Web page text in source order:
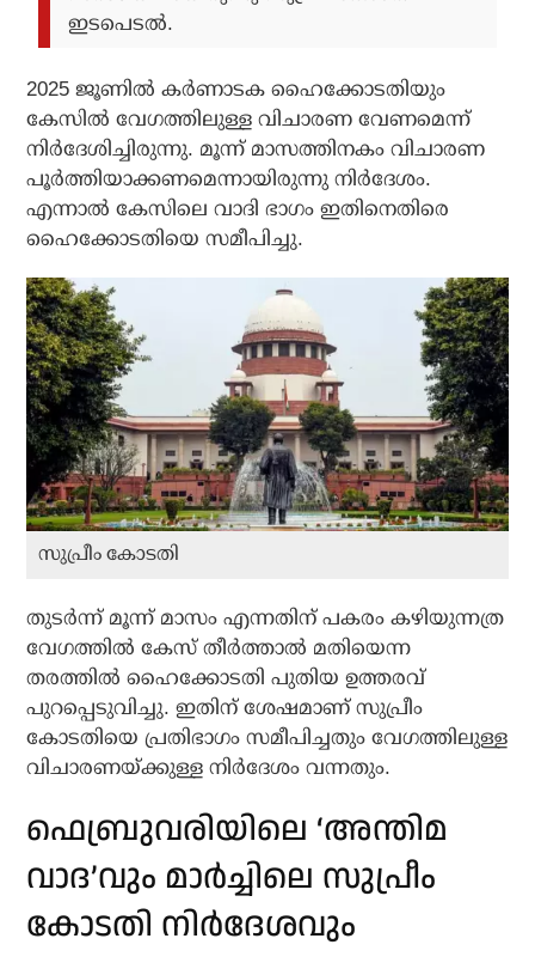
ഇടപെടൽ.
2025 ജൂണിൽ കർണാടക ഹൈക്കോടതിയും
കേസിൽ വേഗത്തിലുള്ള വിചാരണ വേണമെന്ന്
നിർദേശിച്ചിരുന്നു. മൂന്ന് മാസത്തിനകം വിചാരണ
പൂർത്തിയാക്കണമെന്നായിരുന്നു നിർദേശം.
എന്നാൽ കേസിലെ വാദി ഭാഗം ഇതിനെതിരെ
ഹൈക്കോടതിയെ സമീപിച്ചു.
സുപ്രീം കോടതി
തുടർന്ന് മൂന്ന് മാസം എന്നതിന് പകരം കഴിയുന്നത്ര
വേഗത്തിൽ കേസ് തീർത്താൽ മതിയെന്ന
തരത്തിൽ ഹൈക്കോടതി പുതിയ ഉത്തരവ്
പുറപ്പെടുവിച്ചു. ഇതിന് ശേഷമാണ് സുപ്രീം
കോടതിയെ പ്രതിഭാഗം സമീപിച്ചതും വേഗത്തിലുള്ള
വിചാരണയ്ക്കുള്ള നിർദേശം വന്നതും.
ഫെബ്രുവരിയിലെ ‘അന്തിമ
വാദ’വും മാർച്ചിലെ സുപ്രീം
കോടതി നിർദേശവും